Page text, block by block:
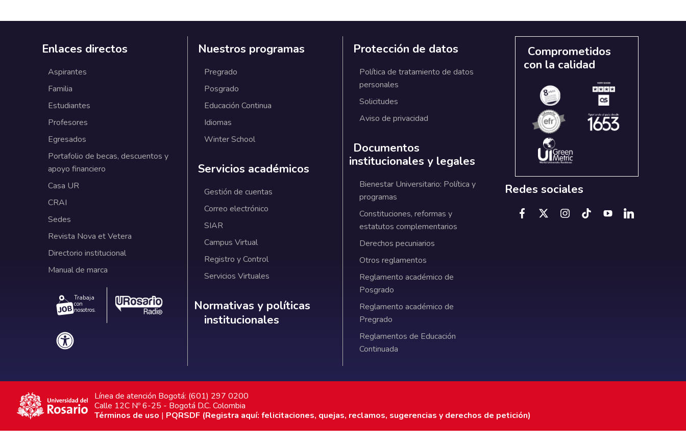
Enlaces directos
Aspirantes
Familia
Estudiantes
Profesores
Egresados
Portafolio de becas, descuentos y
apoyo financiero
Casa UR
CRAI
Sedes
Revista Nova et Vetera
Directorio institucional
Manual de marca
Trabaja
con
nosotros.
Nuestros programas
Pregrado
Posgrado
Educación Continua
Idiomas
Winter School
Servicios académicos
Gestión de cuentas
Correo electrónico
SIAR
Campus Virtual
Registro y Control
Servicios Virtuales
Normativas y políticas institucionales
Normativas y políticas
institucionales
Protección de datos
Política de tratamiento de datos
personales
Solicitudes
Aviso de privacidad
Documentos
institucionales y legales
Bienestar Universitario: Política y
programas
Constituciones, reformas y
estatutos complementarios
Derechos pecuniarios
Otros reglamentos
Reglamento académico de
Posgrado
Reglamento académico de
Pregrado
Reglamentos de Educación
Continuada
Comprometidos
con la calidad
Redes sociales
Línea de atención Bogotá: (601) 297 0200
Calle 12C Nº 6-25 - Bogotá D.C. Colombia
Términos de uso | PQRSDF (Registra aquí: felicitaciones, quejas, reclamos, sugerencias y derechos de petición)